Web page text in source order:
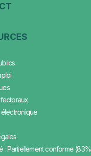
: Partiellement conforme